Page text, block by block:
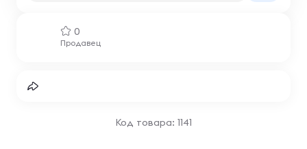
0
Продавец
Код товара: 1141